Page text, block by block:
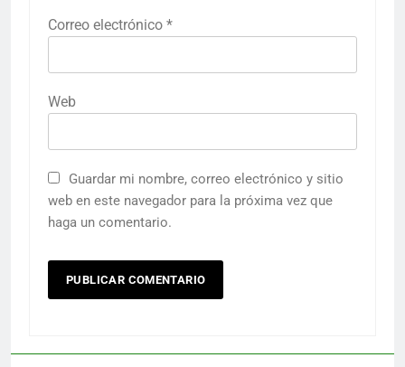
Correo electrónico *
Web
Guardar mi nombre, correo electrónico y sitio
web en este navegador para la próxima vez que
haga un comentario.